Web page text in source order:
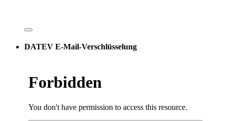
DATEV E-Mail-Verschlüsselung